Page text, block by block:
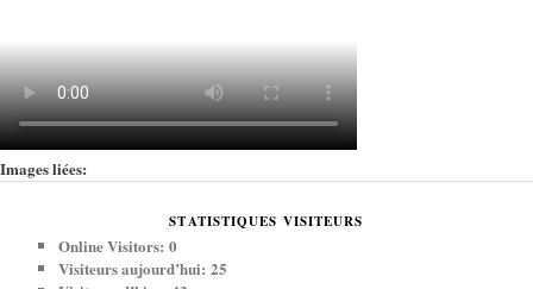
Images liées:
STATISTIQUES VISITEURS
Online Visitors:0
Visiteurs aujourd’hui:25